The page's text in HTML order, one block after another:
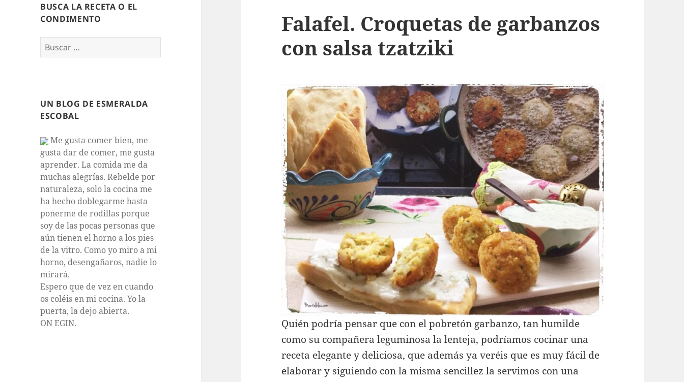
BUSCA LA RECETA O EL
CONDIMENTO
Buscar:
UN BLOG DE ESMERALDA
ESCOBAL
Me gusta comer bien, me
gusta dar de comer, me gusta
aprender. La comida me da
muchas alegrías. Rebelde por
naturaleza, solo la cocina me
ha hecho doblegarme hasta
ponerme de rodillas porque
soy de las pocas personas que
aún tienen el horno a los pies
de la vitro. Como yo miro a mi
horno, desengañaros, nadie lo
mirará.
Espero que de vez en cuando
os coléis en mi cocina. Yo la
puerta, la dejo abierta.
ON EGIN.
Falafel. Croquetas de garbanzos
con salsa tzatziki
Quién podría pensar que con el pobretón garbanzo, tan humilde
como su compañera leguminosa la lenteja, podríamos cocinar una
receta elegante y deliciosa, que además ya veréis que es muy fácil de
elaborar y siguiendo con la misma sencillez la servimos con una